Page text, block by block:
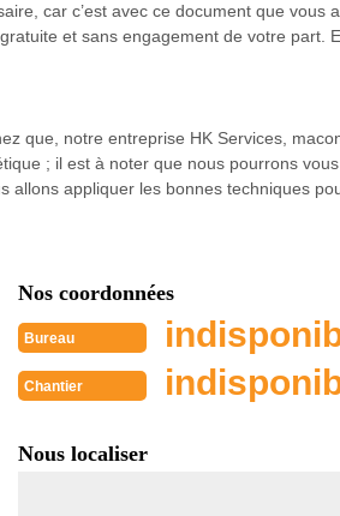
car c’est avec ce document que
et sans engagement de votre part.
que, notre entreprise HK Services,
; il est à noter que nous pourrons
appliquer les bonnes techniques
Nos coordonnées
Bureau
Chantier
Nous localiser